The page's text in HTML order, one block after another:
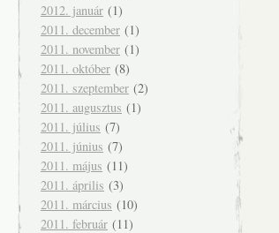
2012. január (1)
2011. december (1)
2011. november (1)
2011. október (8)
2011. szeptember (2)
2011. augusztus (1)
2011. július (7)
2011. június (7)
2011. május (11)
2011. április (3)
2011. március (10)
2011. február (11)